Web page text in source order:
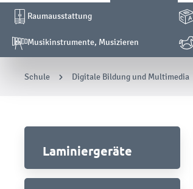
Raumausstattung
Musikinstrumente, Musizieren
Schule Digitale Bildung und Multimedia
Laminiergeräte